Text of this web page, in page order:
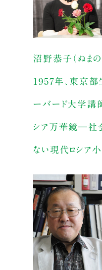
沼野恭子（ぬまの・
1957年、東京都
ーバード大学講
シア万華鏡─社会
ない現代ロシア